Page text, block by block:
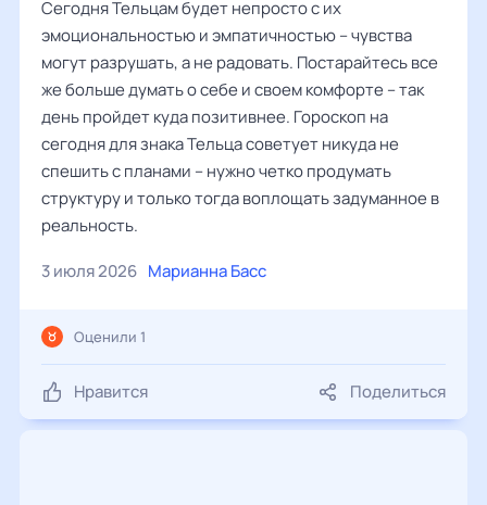
Сегодня Тельцам будет непросто с их
эмоциональностью и эмпатичностью – чувства
могут разрушать, а не радовать. Постарайтесь все
же больше думать о себе и своем комфорте – так
день пройдет куда позитивнее. Гороскоп на
сегодня для знака Тельца советует никуда не
спешить с планами – нужно четко продумать
структуру и только тогда воплощать задуманное в
реальность.
3 июля 2026 Марианна Басс
Нравится Поделиться
Оценили 1